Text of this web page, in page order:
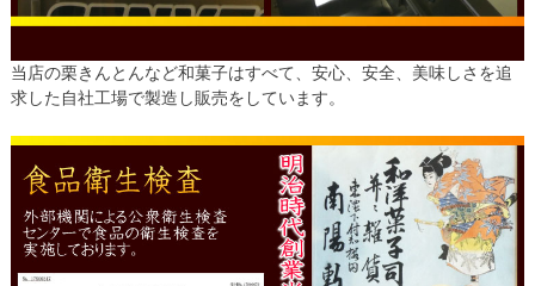
当店の栗きんとんなど和菓子はすべて、安心、安全、美味しさを追
求した自社工場で製造し販売をしています。